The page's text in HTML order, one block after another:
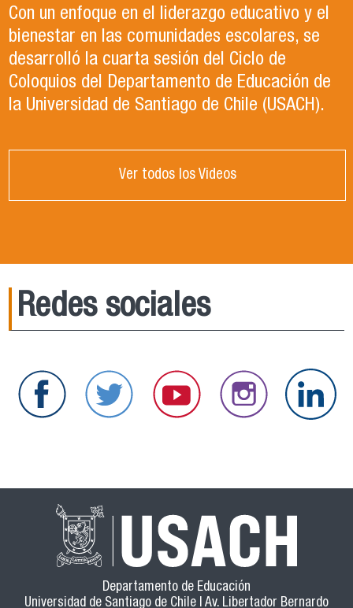
Con un enfoque en el liderazgo educativo y el
bienestar en las comunidades escolares, se
desarrolló la cuarta sesión del Ciclo de
Coloquios del Departamento de Educación de
la Universidad de Santiago de Chile (USACH).
Ver todos los Videos
Redes sociales
Departamento de Educación
Universidad de Santiago de Chile | Av. Libertador Bernardo